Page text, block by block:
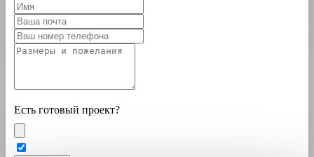
Есть готовый проект?